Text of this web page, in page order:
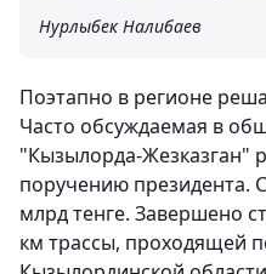
Нурлыбек Налибаев
Поэтапно в регионе
Часто обсуждаемая в
"Кызылорда-Жезказган"
поручению президента.
млрд тенге. Завершено
км трассы, проходящей